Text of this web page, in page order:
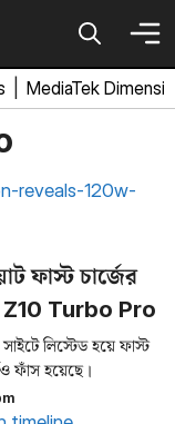
MediaTek
ফাস্ট চার্জের
Z10 Turbo Pro
লিস্টেড হয়ে ফাস্ট
ফাঁস হয়েছে।